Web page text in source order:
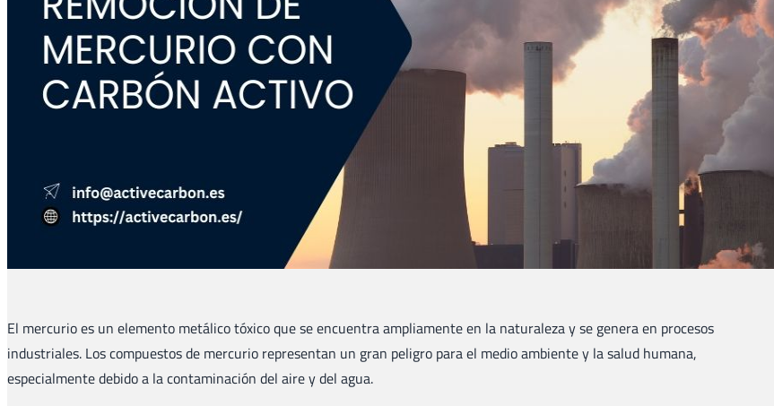
El mercurio es un elemento metálico tóxico que se encuentra ampliamente en la naturaleza y se genera en procesos
industriales. Los compuestos de mercurio representan un gran peligro para el medio ambiente y la salud humana,
especialmente debido a la contaminación del aire y del agua.